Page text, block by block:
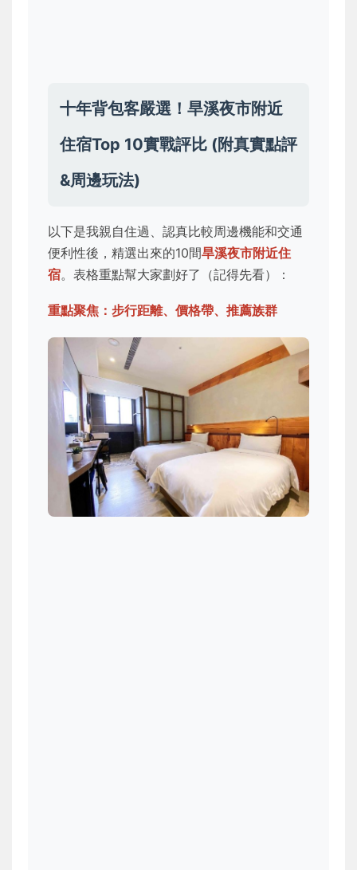
十年背包客嚴選！旱溪夜市附近
住宿Top 10實戰評比 (附真實點評
&周邊玩法)
以下是我親自住過、認真比較周邊機能和交通
便利性後，精選出來的10間旱溪夜市附近住
宿。表格重點幫大家劃好了（記得先看）：
重點聚焦：步行距離、價格帶、推薦族群